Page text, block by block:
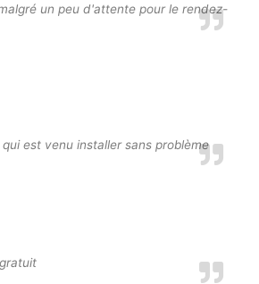
un peu d'attente pour le rendez-
est venu installer sans problème